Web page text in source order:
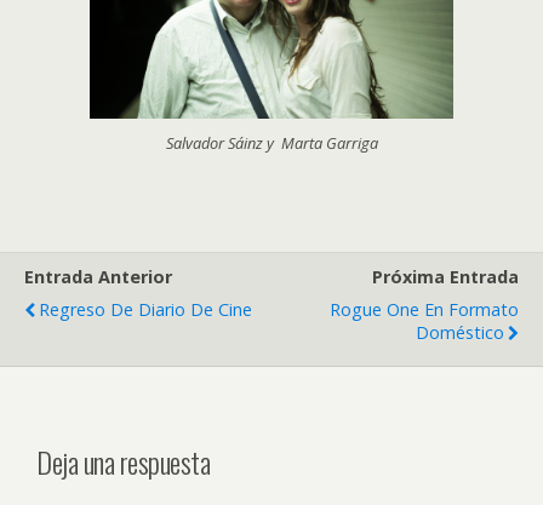
Salvador Sáinz y Marta Garriga
Entrada Anterior
Regreso De Diario De Cine
Próxima Entrada
Rogue One En Formato
Doméstico
Deja una respuesta